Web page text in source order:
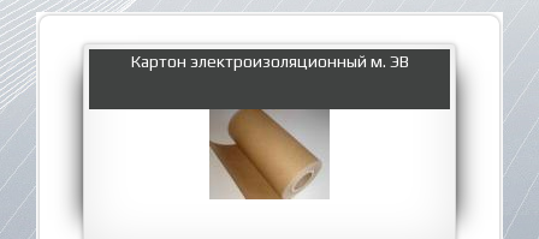
Картон электроизоляционный м. ЭВ